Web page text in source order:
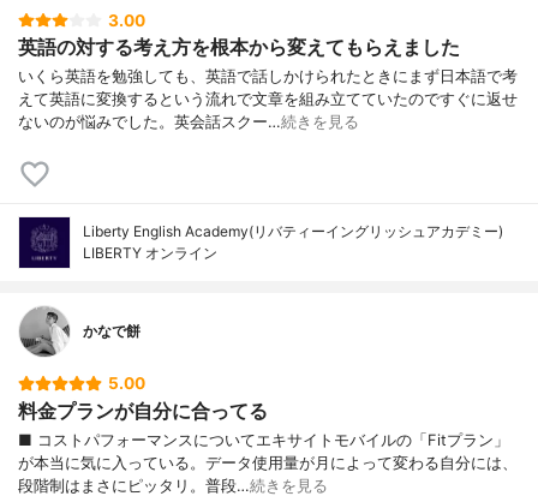
3.00
英語の対する考え方を根本から変えてもらえました
いくら英語を勉強しても、英語で話しかけられたときにまず日本語で考
えて英語に変換するという流れで文章を組み立てていたのですぐに返せ
ないのが悩みでした。英会話スクー…続きを見る
Liberty English Academy(リバティーイングリッシュアカデミー)
LIBERTY オンライン
かなで餅
5.00
料金プランが自分に合ってる
■ コストパフォーマンスについてエキサイトモバイルの「Fitプラン」
が本当に気に入っている。データ使用量が月によって変わる自分には、
段階制はまさにピッタリ。普段…続きを見る